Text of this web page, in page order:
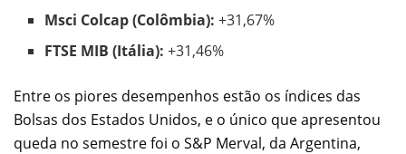
Msci Colcap (Colômbia): +31,67%
FTSE MIB (Itália): +31,46%
Entre os piores desempenhos estão os índices das
Bolsas dos Estados Unidos, e o único que apresentou
queda no semestre foi o S&P Merval, da Argentina,